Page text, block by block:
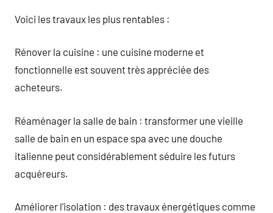
Voici les travaux les plus rentables :
Rénover la cuisine : une cuisine moderne et
fonctionnelle est souvent très appréciée des
acheteurs.
Réaménager la salle de bain : transformer une vieille
salle de bain en un espace spa avec une douche
italienne peut considérablement séduire les futurs
acquéreurs.
Améliorer l’isolation : des travaux énergétiques comme